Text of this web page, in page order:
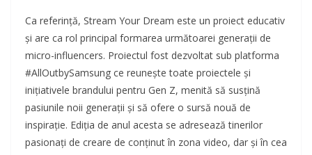
Ca referință, Stream Your Dream este un proiect educativ
și are ca rol principal formarea următoarei generații de
micro-influencers. Proiectul fost dezvoltat sub platforma
#AllOutbySamsung ce reunește toate proiectele și
inițiativele brandului pentru Gen Z, menită să susțină
pasiunile noii generații și să ofere o sursă nouă de
inspirație. Ediția de anul acesta se adresează tinerilor
pasionați de creare de conținut în zona video, dar și în cea